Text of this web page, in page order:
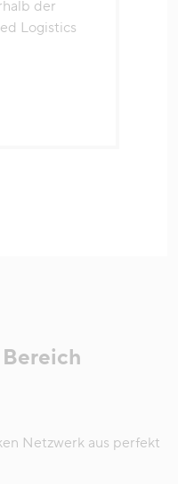
der
Logistics
Netzwerk aus perfekt